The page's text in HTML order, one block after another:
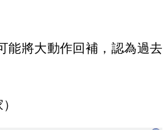
能將大動作回補，認為過去